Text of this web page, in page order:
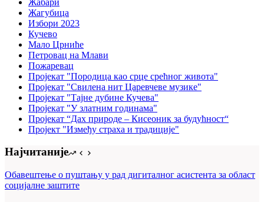
Жагубица
Избори 2023
Кучево
Мало Црниће
Петровац на Млави
Пожаревац
Пројекат "Породица као срце срећног живота"
Пројекат "Свилена нит Царевчеве музике"
Пројекат "Тајне дубине Кучева"
Пројекат "У златним годинама"
Пројекат “Дах природе – Кисеоник за будућност“
Пројект "Између страха и традиције"
Најчитаније
Обавештење о пуштању у рад дигиталног асистента за област
социјалне заштите